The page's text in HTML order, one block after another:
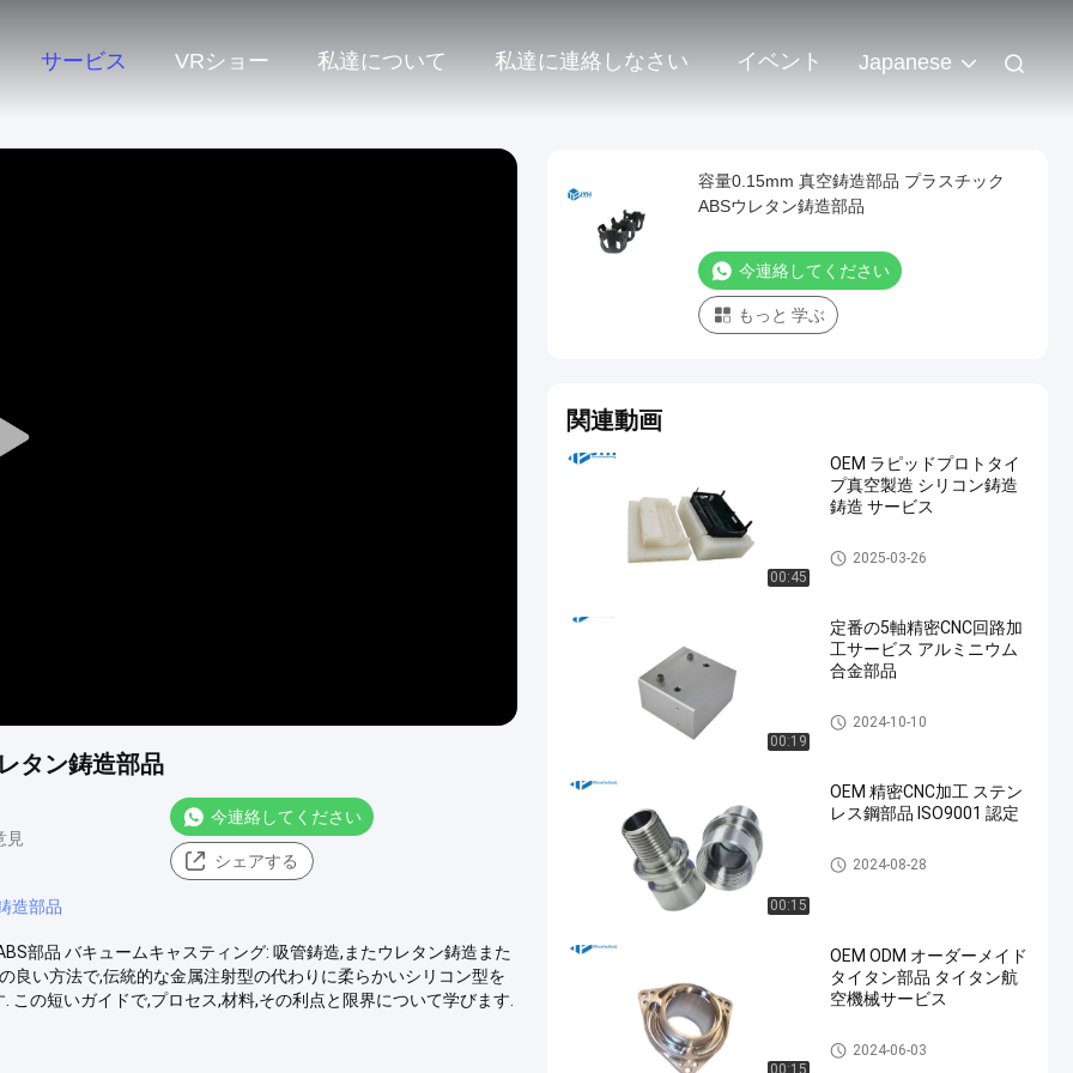
サービス VRショー 私達について 私達に連絡しなさい イベント Japanese
Play
タン鋳造部品
見
今連絡してください
シェアする
造部品
部品 バキュームキャスティング: 吸管鋳造,またウレタン鋳造また
良い方法で,伝統的な金属注射型の代わりに柔らかいシリコン型を
の短いガイドで,プロセス,材料,その利点と限界について学びます.
容量0.15mm 真空鋳造部品 プラスチック
ABSウレタン鋳造部品
今連絡してください
もっと 学ぶ
関連動画
00:45
OEM ラピッドプロトタイ
プ真空製造 シリコン鋳造
鋳造 サービス
バキューム鋳造 急速プロトタ
イプ
2025-03-26
00:19
定番の5軸精密CNC回路加
工サービス アルミニウム
合金部品
5 軸のCNC加工サービス
2024-10-10
00:15
OEM 精密CNC加工 ステン
レス鋼部品 ISO9001 認定
ステンレス鋼CNCの機械化サ
ービス
2024-08-28
00:15
OEM ODM オーダーメイド
タイタン部品 タイタン航
空機械サービス
チタニウムCNCの機械化
2024-06-03